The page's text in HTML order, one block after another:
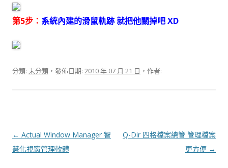
第5步： 系統內建的滑鼠軌跡 就把他關掉吧 XD
分類: 未分類 ，發佈日期: 2010 年 07 月 21 日 ，作者:
文
章
← Actual Window Manager 智
慧化視窗管理軟體
Q-Dir 四格檔案總管 管理檔案
更方便 →